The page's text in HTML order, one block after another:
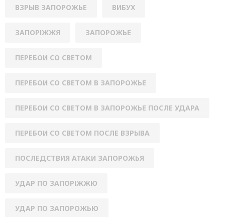
ВЗРЫВ ЗАПОРОЖЬЕ ВИБУХ
ЗАПОРІЖЖЯ ЗАПОРОЖЬЕ
ПЕРЕБОИ СО СВЕТОМ
ПЕРЕБОИ СО СВЕТОМ В ЗАПОРОЖЬЕ
ПЕРЕБОИ СО СВЕТОМ В ЗАПОРОЖЬЕ ПОСЛЕ УДАРА
ПЕРЕБОИ СО СВЕТОМ ПОСЛЕ ВЗРЫВА
ПОСЛЕДСТВИЯ АТАКИ ЗАПОРОЖЬЯ
УДАР ПО ЗАПОРІЖЖЮ
УДАР ПО ЗАПОРОЖЬЮ